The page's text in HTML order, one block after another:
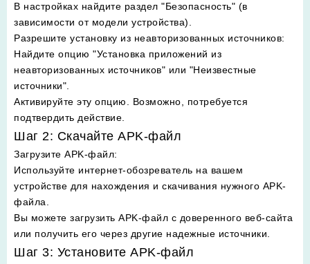
В настройках найдите раздел "Безопасность" (в
зависимости от модели устройства).
Разрешите установку из неавторизованных источников:
Найдите опцию "Установка приложений из
неавторизованных источников" или "Неизвестные
источники".
Активируйте эту опцию. Возможно, потребуется
подтвердить действие.
Шаг 2: Скачайте APK-файл
Загрузите APK-файл:
Используйте интернет-обозреватель на вашем
устройстве для нахождения и скачивания нужного APK-
файла.
Вы можете загрузить APK-файл с доверенного веб-сайта
или получить его через другие надежные источники.
Шаг 3: Установите APK-файл